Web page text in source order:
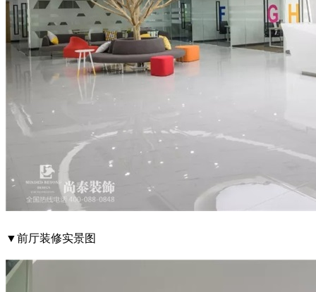
▼前厅装修实景图